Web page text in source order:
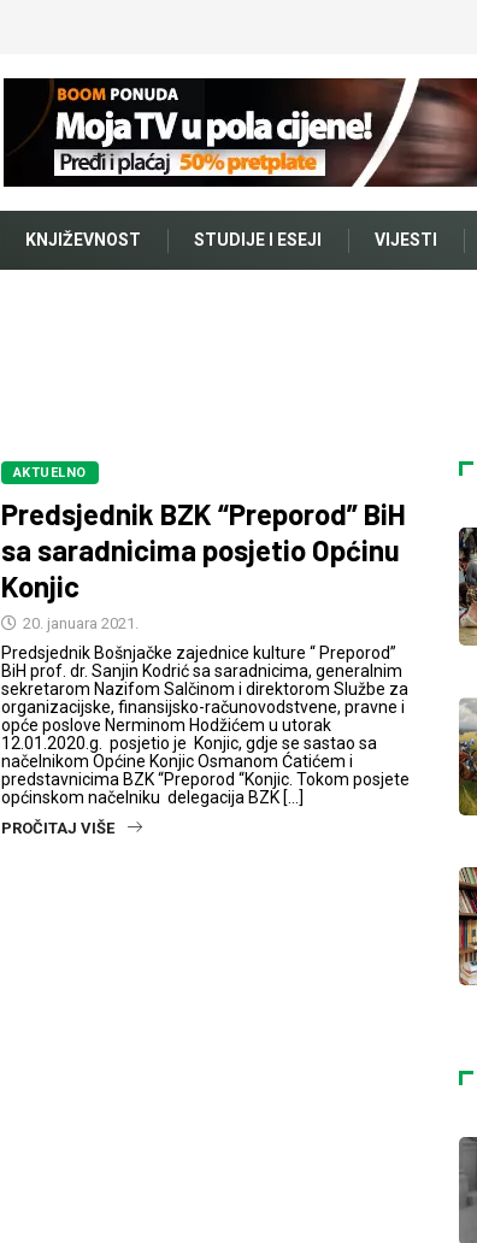
KNJIŽEVNOST STUDIJE I ESEJI VIJESTI
AKTUELNO
Predsjednik BZK “Preporod” BiH
sa saradnicima posjetio Općinu
Konjic
20. januara 2021.
Predsjednik Bošnjačke zajednice kulture “ Preporod”
BiH prof. dr. Sanjin Kodrić sa saradnicima, generalnim
sekretarom Nazifom Salčinom i direktorom Službe za
organizacijske, finansijsko-računovodstvene, pravne i
opće poslove Nerminom Hodžićem u utorak
12.01.2020.g. posjetio je Konjic, gdje se sastao sa
načelnikom Općine Konjic Osmanom Ćatićem i
predstavnicima BZK “Preporod “Konjic. Tokom posjete
općinskom načelniku delegacija BZK […]
PROČITAJ VIŠE